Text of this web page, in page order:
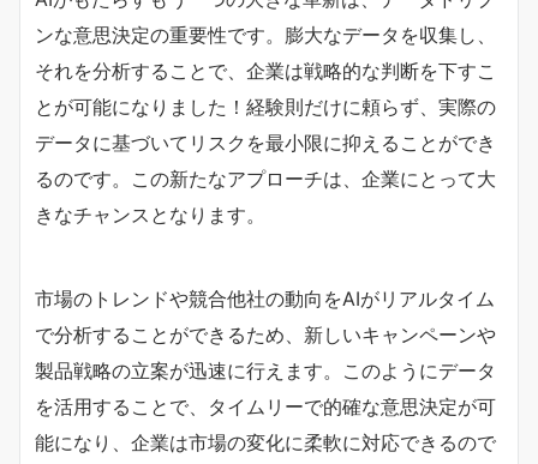
ンな意思決定の重要性です。膨大なデータを収集し、
それを分析することで、企業は戦略的な判断を下すこ
とが可能になりました！経験則だけに頼らず、実際の
データに基づいてリスクを最小限に抑えることができ
るのです。この新たなアプローチは、企業にとって大
きなチャンスとなります。
市場のトレンドや競合他社の動向をAIがリアルタイム
で分析することができるため、新しいキャンペーンや
製品戦略の立案が迅速に行えます。このようにデータ
を活用することで、タイムリーで的確な意思決定が可
能になり、企業は市場の変化に柔軟に対応できるので